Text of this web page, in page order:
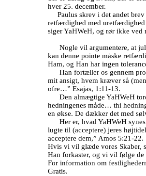
hver 25. december.
Paulus skrev i det andet
retfærdighed med
siger YaHWeH, og rør ikke ved
Nogle vil argumentere, at
kan denne pointe måske
Ham, og Han har ingen
Han fortæller os gennem
mit ansigt, hvem kræver så
ofre…” Esajas, 1:11-13.
Den almægtige YaHWeH
hedningenes måde… thi
en økse. De dækker det med
Her er, hvad YaHWeH
lugte til (acceptere) jeres
acceptere dem,” Amos 5:21-22.
Hvis vi vil glæde vores Skaber,
Han forkaster, og vi vil følge
For information om
Gratis.